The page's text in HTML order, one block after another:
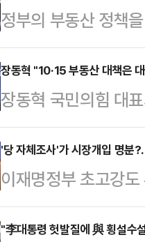
정부의 부동산 정책
비판이 나왔다지난
TV’에서 진행자인
자들만 집을 살 수 있
것이 결국 ‘서울의
‘나라가TV’의 패널
상대책위원장이 다
나가고 금수…
장동혁 "10·15 부동산 대책은
장동혁 국민의힘 대
이 증명되고 있다며
다"고 경고했다.장동
"수억 수십억 빚내서
초고가 아파트를 갖
우롱한 이상경 국토
'당 자체조사'가 시장개입 명분
이재명정부 초고강
자 여당이 부랴부랴
규제·공급책이 수차
"李대통령 헛발질에 與 횡설수